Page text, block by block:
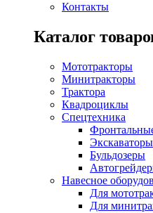
Контакты
Каталог
Мототракторы
Минитракторы
Трактора
Квадроциклы
Спецтехника
Экскаваторы
Бульдозеры
Навесное
Для
Для